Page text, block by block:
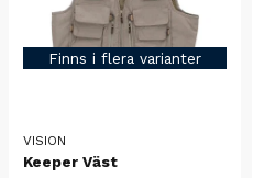
Finns i flera varianter
VISION
Keeper Väst